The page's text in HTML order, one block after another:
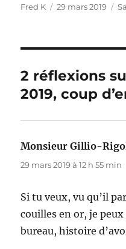
Auteur
Fred K
Publié
29 mars 2019
2 réflexions
2019, coup
Monsieur Gillio-
29 mars 2019 à 12 h 55 min
Si tu veux, vu qu’il
couilles en or, je
bureau, histoire